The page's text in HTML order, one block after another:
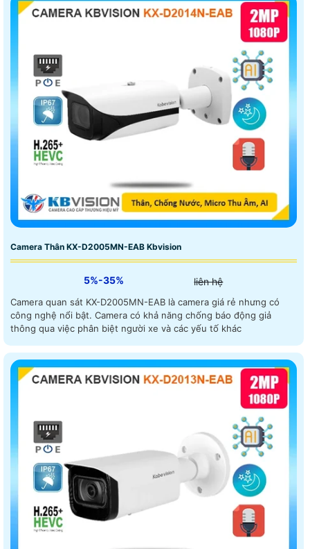
Camera Thân KX-D2005MN-EAB Kbvision
5%-35% liên hệ
Camera quan sát KX-D2005MN-EAB là camera giá rẻ nhưng có
công nghệ nổi bật. Camera có khả năng chống báo động giả
thông qua việc phân biệt người xe và các yếu tố khác